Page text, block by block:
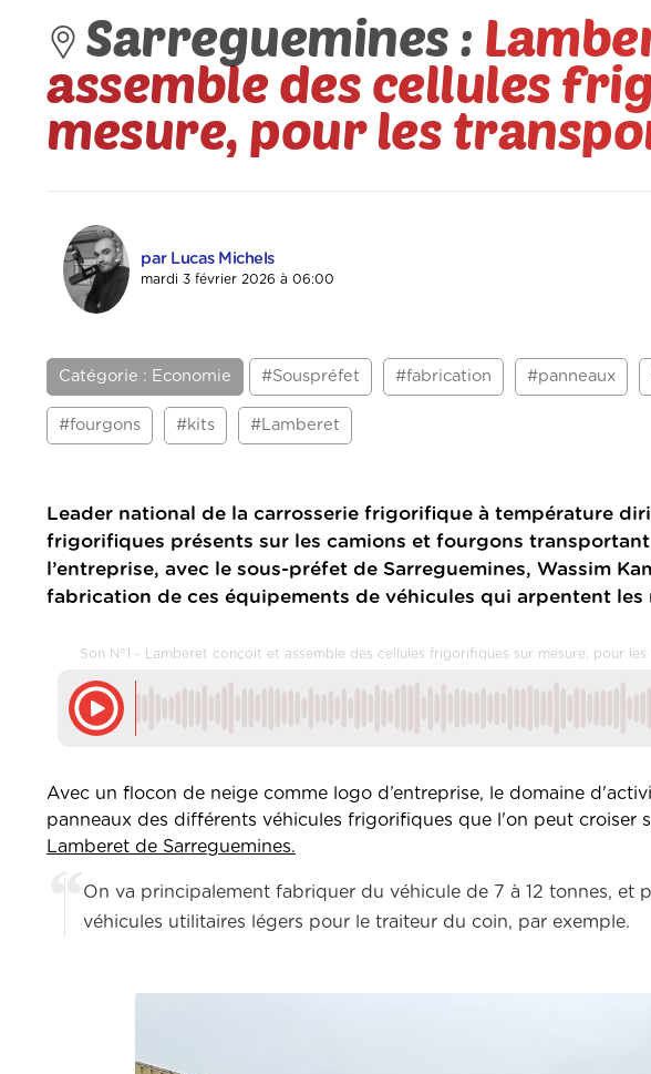
Sarreguemines :
assemble des cellules
mesure, pour les
par Lucas Michels
mardi 3 février 2026 à 06:00
Catégorie : Economie #Souspréfet #fabrication #panneaux
#fourgons #kits #Lamberet
Leader national de la carrosserie frigorifique à température
frigorifiques présents sur les camions et fourgons
l’entreprise, avec le sous-préfet de Sarreguemines, Wassim
fabrication de ces équipements de véhicules qui arpentent les
Son N°1 - Lamberet conçoit et assemble des cellules frigorifiques sur mesure, pour
Avec un flocon de neige comme logo d’entreprise, le domaine
panneaux des différents véhicules frigorifiques que l'on peut croiser
Lamberet de Sarreguemines.
On va principalement fabriquer du véhicule de 7 à 12 tonnes, et
véhicules utilitaires légers pour le traiteur du coin, par exemple.